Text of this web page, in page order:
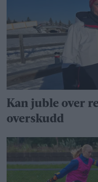
Kan juble over
overskudd